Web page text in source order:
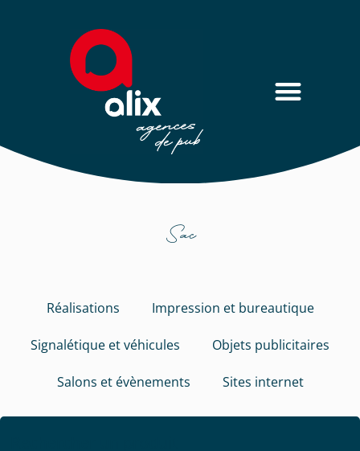
Sac
Réalisations Impression et bureautique
Signalétique et véhicules Objets publicitaires
Salons et évènements Sites internet